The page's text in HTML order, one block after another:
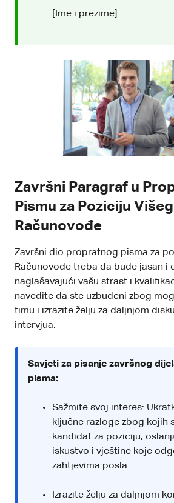
[Ime i prezime]
Završni Paragraf u
Pismu za Poziciju Višeg
Računovođe
Završni dio propratnog pisma za
Računovođe treba da bude jasan i
naglašavajući vašu strast i
navedite da ste uzbuđeni zbog
timu i izrazite želju za daljnjom
intervjua.
Savjeti za pisanje završnog
pisma:
Sažmite svoj interes:
ključne razloge zbog kojih
kandidat za poziciju,
iskustvo i vještine koje
zahtjevima posla.
Izrazite želju za daljnjom